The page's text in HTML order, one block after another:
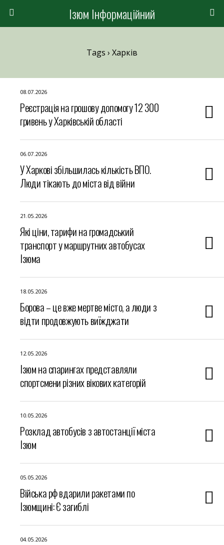
Ізюм Інформаційний
Tags › Харків
08.07.2026
Реєстрація на грошову допомогу 12 300
гривень у Харківській області
06.07.2026
У Харкові збільшилась кількість ВПО.
Люди тікають до міста від війни
21.05.2026
Які ціни, тарифи на громадський
транспорт у маршрутних автобусах
Ізюма
18.05.2026
Борова – це вже мертве місто, а люди з
відти продовжують виїжджати
12.05.2026
Ізюм на спарингах представляли
спортсмени різних вікових категорій
10.05.2026
Розклад автобусів з автостанції міста
Ізюм
05.05.2026
Війська рф вдарили ракетами по
Ізюмщині: Є загиблі
04.05.2026